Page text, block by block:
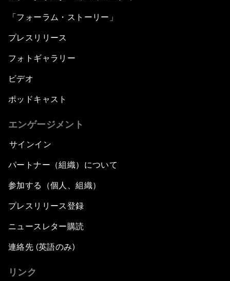
「フォーラム・ストーリー」
プレスリリース
フォトギャラリー
ビデオ
ポッドキャスト
エンゲージメント
サインイン
パートナー（組織）について
参加する（個人、組織）
プレスリリース登録
ニュースレター購読
連絡先 (英語のみ)
リンク